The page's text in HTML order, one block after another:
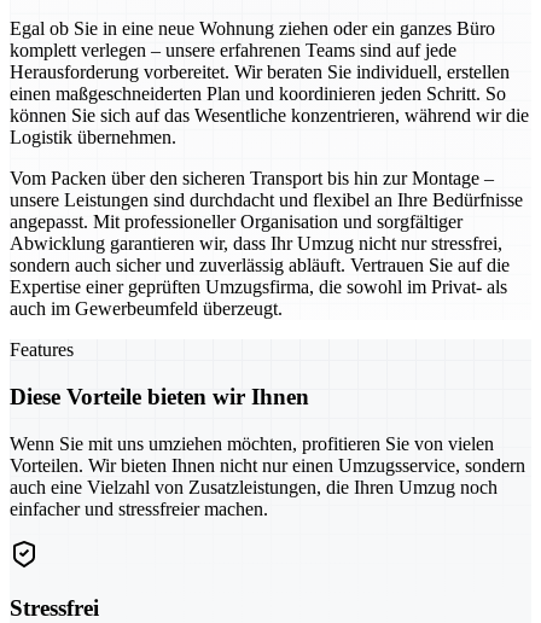
Egal ob Sie in eine neue Wohnung ziehen oder ein ganzes Büro
komplett verlegen – unsere erfahrenen Teams sind auf jede
Herausforderung vorbereitet. Wir beraten Sie individuell, erstellen
einen maßgeschneiderten Plan und koordinieren jeden Schritt. So
können Sie sich auf das Wesentliche konzentrieren, während wir die
Logistik übernehmen.
Vom Packen über den sicheren Transport bis hin zur Montage –
unsere Leistungen sind durchdacht und flexibel an Ihre Bedürfnisse
angepasst. Mit professioneller Organisation und sorgfältiger
Abwicklung garantieren wir, dass Ihr Umzug nicht nur stressfrei,
sondern auch sicher und zuverlässig abläuft. Vertrauen Sie auf die
Expertise einer geprüften Umzugsfirma, die sowohl im Privat- als
auch im Gewerbeumfeld überzeugt.
Features
Diese Vorteile bieten wir Ihnen
Wenn Sie mit uns umziehen möchten, profitieren Sie von vielen
Vorteilen. Wir bieten Ihnen nicht nur einen Umzugsservice, sondern
auch eine Vielzahl von Zusatzleistungen, die Ihren Umzug noch
einfacher und stressfreier machen.
Stressfrei